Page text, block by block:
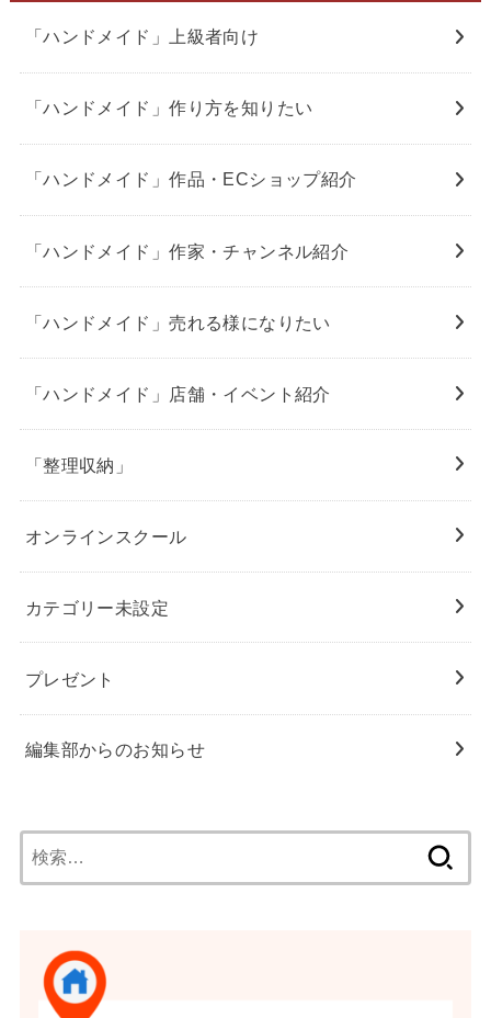
「ハンドメイド」上級者向け
「ハンドメイド」作り方を知りたい
「ハンドメイド」作品・ECショップ紹介
「ハンドメイド」作家・チャンネル紹介
「ハンドメイド」売れる様になりたい
「ハンドメイド」店舗・イベント紹介
「整理収納」
オンラインスクール
カテゴリー未設定
プレゼント
編集部からのお知らせ
索: